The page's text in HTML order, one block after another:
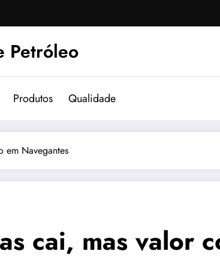
Petróleo
Produtos Qualidade
em Navegantes
cai, mas valor